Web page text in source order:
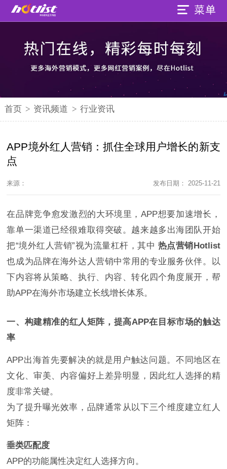
首页 > 资讯频道 > 行业资讯
APP境外红人营销：抓住全球用户增长的新支
点
来源： 发布日期： 2025-11-21
在品牌竞争愈发激烈的大环境里，APP想要加速增长，
靠单一渠道已经很难取得突破。越来越多出海团队开始
把“境外红人营销”视为流量杠杆，其中 热点营销Hotlist
也成为品牌在海外达人营销中常用的专业服务伙伴。以
下内容将从策略、执行、内容、转化四个角度展开，帮
助APP在海外市场建立长线增长体系。
一、构建精准的红人矩阵，提高APP在目标市场的触达
率
APP出海首先要解决的就是用户触达问题。不同地区在
文化、审美、内容偏好上差异明显，因此红人选择的精
度非常关键。
为了提升曝光效率，品牌通常从以下三个维度建立红人
矩阵：
垂类匹配度
APP的功能属性决定红人选择方向。